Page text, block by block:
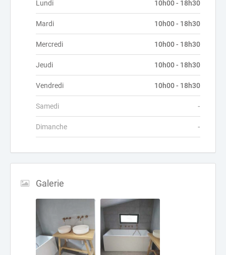
Lundi 10h00 - 18h30
Mardi 10h00 - 18h30
Mercredi 10h00 - 18h30
Jeudi 10h00 - 18h30
Vendredi 10h00 - 18h30
Samedi -
Dimanche -
Galerie